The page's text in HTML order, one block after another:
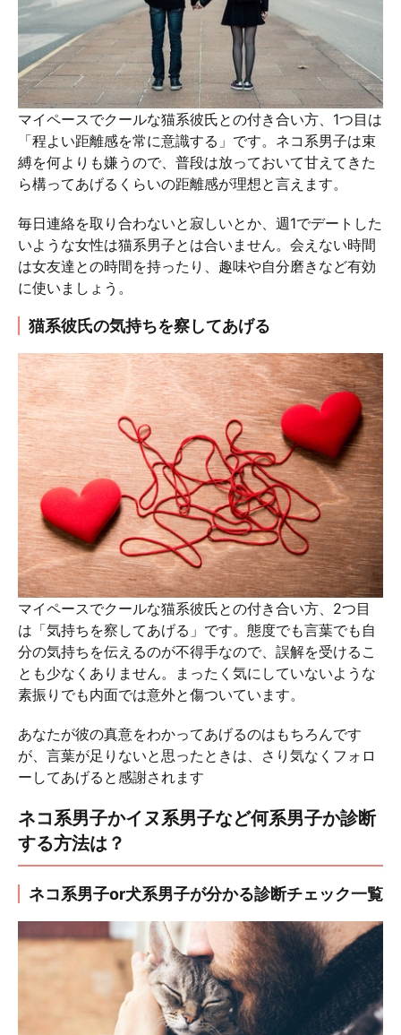
マイペースでクールな猫系彼氏との付き合い方、1つ目は
「程よい距離感を常に意識する」です。ネコ系男子は束
縛を何よりも嫌うので、普段は放っておいて甘えてきた
ら構ってあげるくらいの距離感が理想と言えます。
毎日連絡を取り合わないと寂しいとか、週1でデートした
いような女性は猫系男子とは合いません。会えない時間
は女友達との時間を持ったり、趣味や自分磨きなど有効
に使いましょう。
猫系彼氏の気持ちを察してあげる
マイペースでクールな猫系彼氏との付き合い方、2つ目
は「気持ちを察してあげる」です。態度でも言葉でも自
分の気持ちを伝えるのが不得手なので、誤解を受けるこ
とも少なくありません。まったく気にしていないような
素振りでも内面では意外と傷ついています。
あなたが彼の真意をわかってあげるのはもちろんです
が、言葉が足りないと思ったときは、さり気なくフォロ
ーしてあげると感謝されます
ネコ系男子かイヌ系男子など何系男子か診断
する方法は？
ネコ系男子or犬系男子が分かる診断チェック一覧